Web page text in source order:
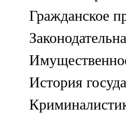
Гражданское
История